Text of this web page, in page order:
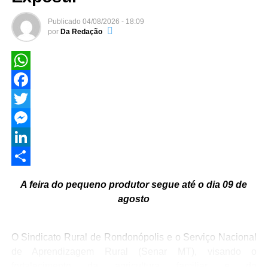
Publicado 04/08/2026 - 18:09
por Da Redação
WhatsApp
Facebook
Twitter
Messenger
LinkedIn
A feira do pequeno produtor segue até o dia 09 de
agosto
O Sindicato Rural de Rondonópolis e o Serviço Nacional